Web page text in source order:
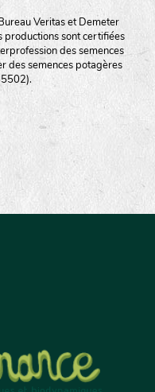
Veritas et Demeter
productions sont certifiées
des semences
des semences potagères